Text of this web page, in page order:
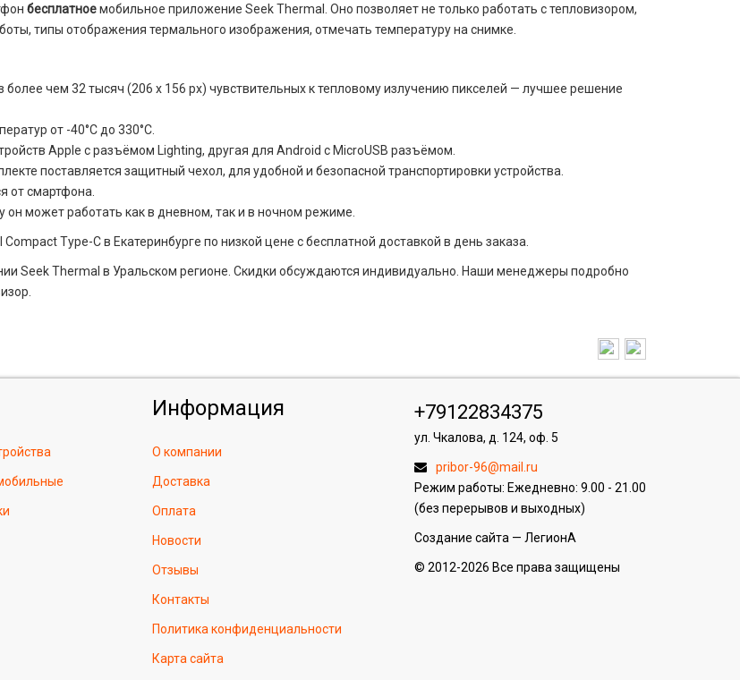
бесплатноемобильное приложение Seek Thermal. Оно позволяет не только работать с тепловизором,
типы отображения термального изображения, отмечать температуру на снимке.
чем 32 тысяч (206 x 156 px) чувствительных к тепловому излучению пикселей — лучшее решение
от -40°C до 330°C.
Apple с разъёмом Lighting, другая для Android с MicroUSB разъёмом.
поставляется защитный чехол, для удобной и безопасной транспортировки устройства.
от смартфона.
он может работать как в дневном, так и в ночном режиме.
Type-C в Екатеринбурге по низкой цене с бесплатной доставкой в день заказа.
Seek Thermal в Уральском регионе. Скидки обсуждаются индивидуально. Наши менеджеры подробно
Информация
О компании
Доставка
Оплата
Новости
Отзывы
Контакты
Политика конфиденциальности
Карта сайта
+79122834375
ул. Чкалова, д. 124, оф. 5
pribor-96@mail.ru
Режим работы: Ежедневно: 9.00 - 21.00
(без перерывов и выходных)
Создание сайта — ЛегионА
© 2012-2026 Все права защищены